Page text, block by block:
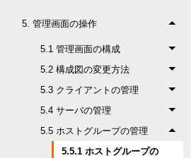
5. 管理画面の操作
5.1 管理画面の構成
5.2 構成図の変更方法
5.3 クライアントの管理
5.4 サーバの管理
5.5 ホストグループの管理
5.5.1 ホストグループの